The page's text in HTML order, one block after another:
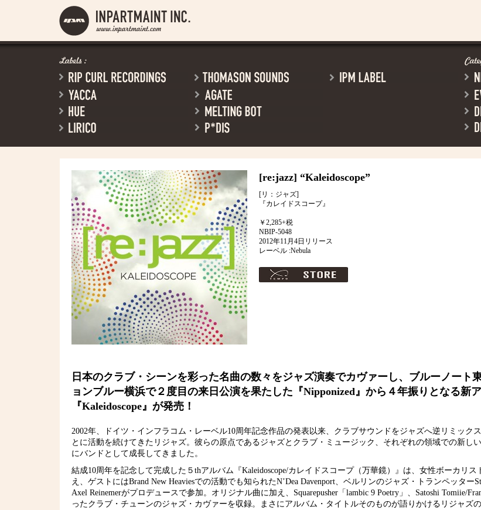
[re:jazz] “Kaleidoscope”
[リ：ジャズ]
『カレイドスコープ』
￥2,285+税
NBIP-5048
2012年11月4日リリース
レーベル :Nebula
日本のクラブ・シーンを彩った名曲の数々をジャズ演奏でカヴァーし、ブルーノート
ョンブルー横浜で２度目の来日公演を果たした『Nipponized』から４年振りとなる新
『Kaleidoscope』が発売！
2002年、ドイツ・インフラコム・レーベル10周年記念作品の発表以来、クラブサウンドをジャズへ逆リミック
とに活動を続けてきたリジャズ。彼らの原点であるジャズとクラブ・ミュージック、それぞれの領域での新し
にバンドとして成長してきました。
結成10周年を記念して完成した５thアルバム『Kaleidoscope/カレイドスコープ（万華鏡）』は、女性ボーカリス
え、ゲストにはBrand New Heaviesでの活動でも知られたN’Dea Davenport、ベルリンのジャズ・トランペッター
Axel Reinemerがプロデュースで参加。オリジナル曲に加え、Squarepusher「lambic 9 Poetry」、Satoshi Tomiie/
ったクラブ・チューンのジャズ・カヴァーを収録。まさにアルバム・タイトルそのものが語りかけるリジャズ